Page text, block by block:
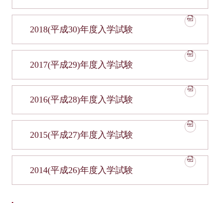
2018(平成30)年度入学試験
2017(平成29)年度入学試験
2016(平成28)年度入学試験
2015(平成27)年度入学試験
2014(平成26)年度入学試験